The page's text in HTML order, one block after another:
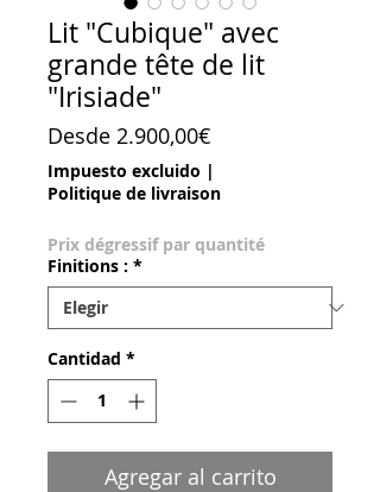
Lit "Cubique" avec
grande tête de lit
"Irisiade"
Desde 2.900,00€
Impuesto excluido |
Politique de livraison
Prix dégressif par quantité
Finitions : *
Cantidad *
Agregar al carrito